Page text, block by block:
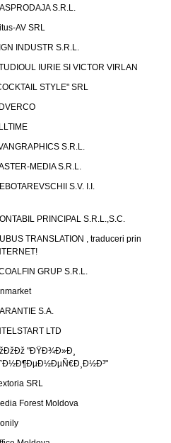
S.R.L.
AV SRL
INDUSTR S.R.L.
IURIE SI VICTOR VIRLAN
STYLE" SRL
S.R.L.
MEDIA S.R.L.
S.V. I.I.
PRINCIPAL S.R.L.,S.C.
TRANSLATION , traduceri prin
GRUP S.R.L.
S.A.
LTD
"ÐŸÐ¾Ð»Ð¸
SRL
Forest Moldova